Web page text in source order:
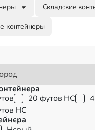
Складские
контейнеры
20 футов HC
HC